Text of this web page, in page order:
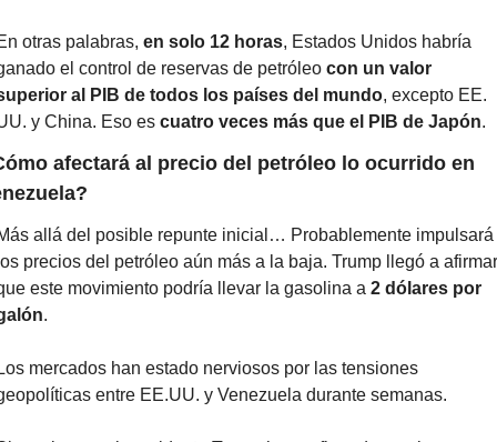
otras palabras, en solo 12 horas, Estados Unidos habría
el control de reservas de petróleo con un valor
al PIB de todos los países del mundo, excepto EE.
y China. Eso es cuatro veces más que el PIB de Japón.
afectará al precio del petróleo lo ocurrido en
allá del posible repunte inicial… Probablemente impulsará
precios del petróleo aún más a la baja. Trump llegó a afirmar
este movimiento podría llevar la gasolina a 2 dólares por
.
mercados han estado nerviosos por las tensiones
entre EE.UU. y Venezuela durante semanas.